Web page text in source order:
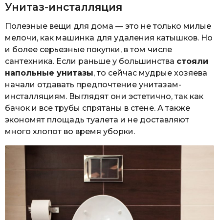
Унитаз-инсталляция
Полезные вещи для дома — это не только милые
мелочи, как машинка для удаления катышков. Но
и более серьезные покупки, в том числе
сантехника. Если раньше у большинства стояли
напольные унитазы, то сейчас мудрые хозяева
начали отдавать предпочтение унитазам-
инсталляциям. Выглядят они эстетично, так как
бачок и все трубы спрятаны в стене. А также
экономят площадь туалета и не доставляют
много хлопот во время уборки.